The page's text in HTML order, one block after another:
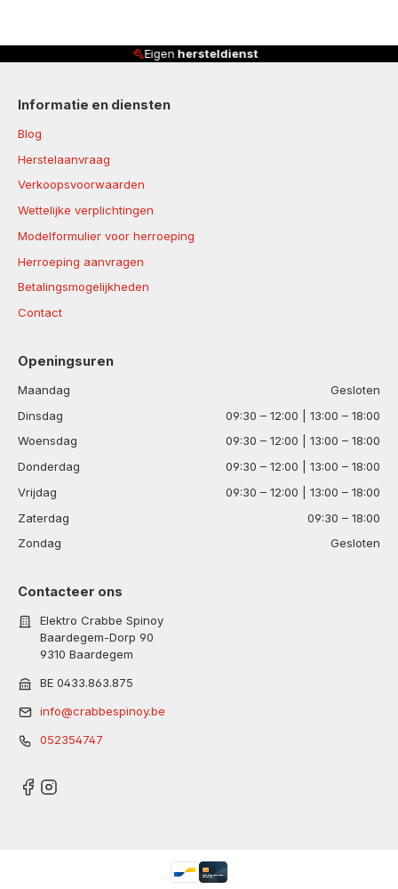
Klanten beoordelen ons met
Informatie en diensten
Blog
Herstelaanvraag
Verkoopsvoorwaarden
Wettelijke verplichtingen
Modelformulier voor herroeping
Herroeping aanvragen
Betalingsmogelijkheden
Contact
Openingsuren
Maandag
Gesloten
Dinsdag
09:30 – 12:00 | 13:00 – 18:00
Woensdag
09:30 – 12:00 | 13:00 – 18:00
Donderdag
09:30 – 12:00 | 13:00 – 18:00
Vrijdag
09:30 – 12:00 | 13:00 – 18:00
Zaterdag
09:30 – 18:00
Zondag
Gesloten
Contacteer ons
Elektro Crabbe Spinoy
Baardegem-Dorp 90
9310 Baardegem
BE 0433.863.875
info@crabbespinoy.be
052354747